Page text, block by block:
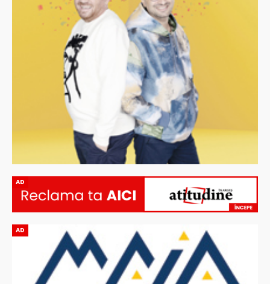
AD
AD